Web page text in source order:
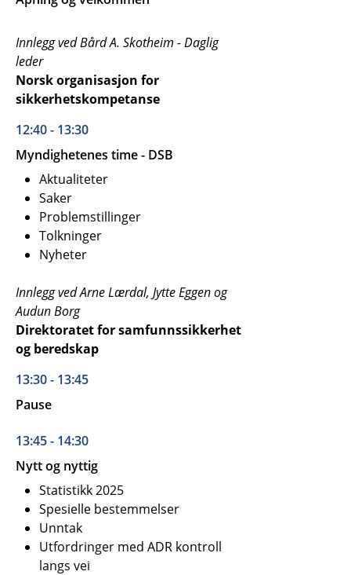
Innlegg ved Bård A. Skotheim - Daglig
leder
Norsk organisasjon for
sikkerhetskompetanse
12:40 - 13:30
Myndighetenes time - DSB
Aktualiteter
Saker
Problemstillinger
Tolkninger
Nyheter
Innlegg ved Arne Lærdal, Jytte Eggen og
Audun Borg
Direktoratet for samfunnssikkerhet
og beredskap
13:30 - 13:45
Pause
13:45 - 14:30
Nytt og nyttig
Statistikk 2025
Spesielle bestemmelser
Unntak
Utfordringer med ADR kontroll
langs vei